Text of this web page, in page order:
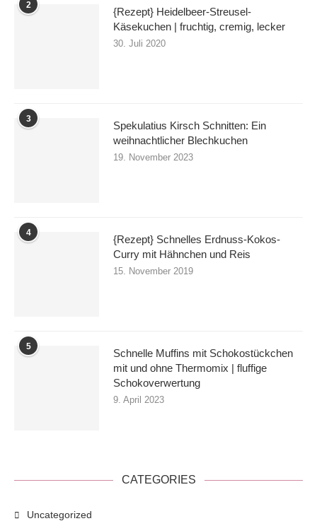
2
{Rezept} Heidelbeer-Streusel-
Käsekuchen | fruchtig, cremig, lecker
30. Juli 2020
3
Spekulatius Kirsch Schnitten: Ein
weihnachtlicher Blechkuchen
19. November 2023
4
{Rezept} Schnelles Erdnuss-Kokos-
Curry mit Hähnchen und Reis
15. November 2019
5
Schnelle Muffins mit Schokostückchen
mit und ohne Thermomix | fluffige
Schokoverwertung
9. April 2023
CATEGORIES
Uncategorized